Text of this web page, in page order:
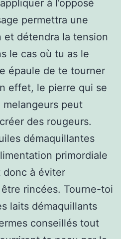
à l’opposé
permettra une
et détendra la tension
le cas où tu as le
épaule de te tourner
effet, le pierre qui se
melangeurs peut
des rougeurs.
démaquillantes
primordiale
donc à éviter
rincées. Tourne-toi
laits démaquillants
conseillés tout